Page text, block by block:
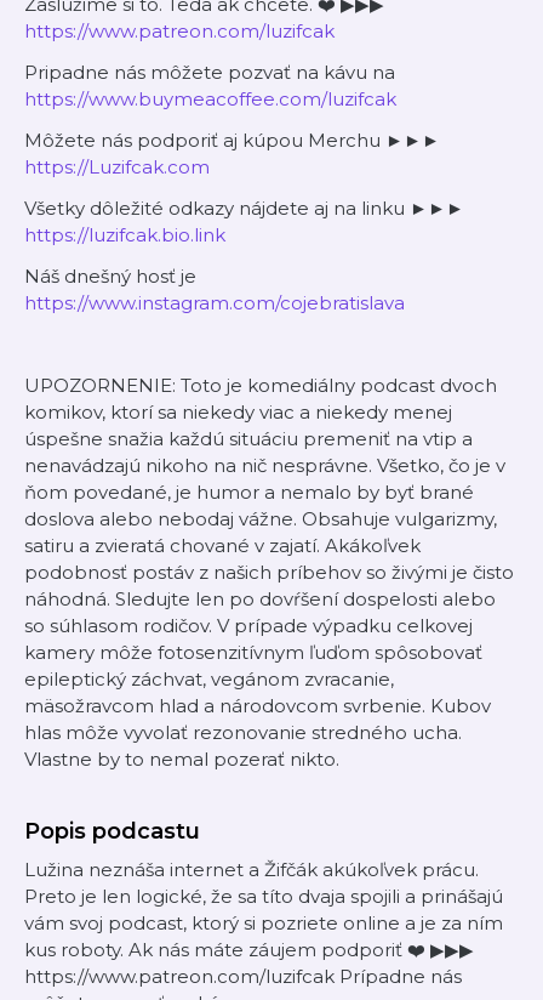
https://www.patreon.com/luzifcak
Pripadne nás môžete pozvať na kávu na
https://www.buymeacoffee.com/luzifcak
Môžete nás podporiť aj kúpou Merchu ►►►
https://Luzifcak.com
Všetky dôležité odkazy nájdete aj na linku ►►►
https://luzifcak.bio.link
Náš dnešný hosť je
https://www.instagram.com/cojebratislava
UPOZORNENIE: Toto je komediálny podcast dvoch
komikov, ktorí sa niekedy viac a niekedy menej
úspešne snažia každú situáciu premeniť na vtip a
nenavádzajú nikoho na nič nesprávne. Všetko, čo je v
ňom povedané, je humor a nemalo by byť brané
doslova alebo nebodaj vážne. Obsahuje vulgarizmy,
satiru a zvieratá chované v zajatí. Akákoľvek
podobnosť postáv z našich príbehov so živými je čisto
náhodná. Sledujte len po dovŕšení dospelosti alebo
so súhlasom rodičov. V prípade výpadku celkovej
kamery môže fotosenzitívnym ľuďom spôsobovať
epileptický záchvat, vegánom zvracanie,
mäsožravcom hlad a národovcom svrbenie. Kubov
hlas môže vyvolať rezonovanie stredného ucha.
Vlastne by to nemal pozerať nikto.
Popis podcastu
Lužina neznáša internet a Žifčák akúkoľvek prácu.
Preto je len logické, že sa títo dvaja spojili a prinášajú
vám svoj podcast, ktorý si pozriete online a je za ním
kus roboty. Ak nás máte záujem podporiť ❤️ ▶▶▶
https://www.patreon.com/luzifcak Prípadne nás